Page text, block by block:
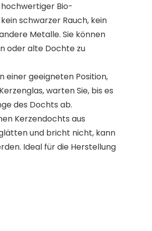
Bio-
schwarzer Rauch, kein
Metalle. Sie können
oder alte Dochte zu
einer geeigneten Position,
warten Sie, bis es
des Dochts ab.
Kerzendochts aus
und bricht nicht, kann
Ideal für die Herstellung